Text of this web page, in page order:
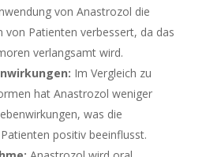
von Anastrozol die
von Patienten verbessert, da das
verlangsamt wird.
Im Vergleich zu
hat Anastrozol weniger
was die
positiv beeinflusst.